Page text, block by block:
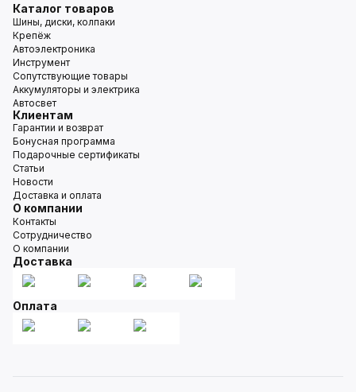
Каталог товаров
Шины, диски, колпаки
Крепёж
Автоэлектроника
Инструмент
Сопутствующие товары
Аккумуляторы и электрика
Автосвет
Клиентам
Гарантии и возврат
Бонусная программа
Подарочные сертификаты
Статьи
Новости
Доставка и оплата
О компании
Контакты
Сотрудничество
О компании
Доставка
Оплата